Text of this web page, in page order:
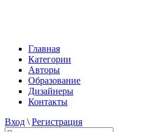
Главная
Категории
Авторы
Образование
Дизайнеры
Контакты
Вход \ Регистрация